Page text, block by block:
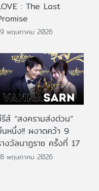
: The Last
พฤษภาคม 2026
ส์ “สงครามส่งด่วน”
หนึ่ง!! ผงาดคว้า 9
งวัลนาฏราช ครั้งที่ 17
พฤษภาคม 2026